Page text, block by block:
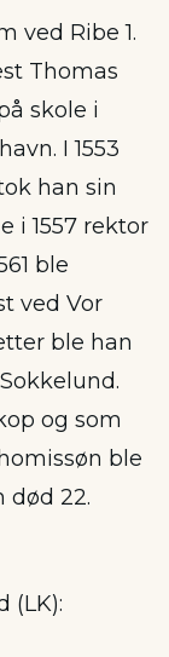
ved Ribe 1.
Thomas
skole i
I 1553
han sin
i 1557 rektor
ble
ved Vor
ble han
og som
ble
død 22.
(LK):